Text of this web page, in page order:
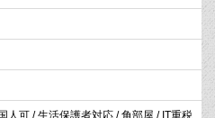
人可 / 生活保護者対応 / 角部屋 / IT重税